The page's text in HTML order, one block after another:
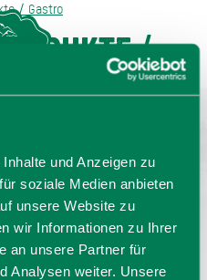
und Anzeigen zu
soziale Medien anbieten
unsere Website zu
wir Informationen zu Ihrer
an unsere Partner für
Analysen weiter. Unsere
/ Gastro
/
GASTGEBERSUCHE